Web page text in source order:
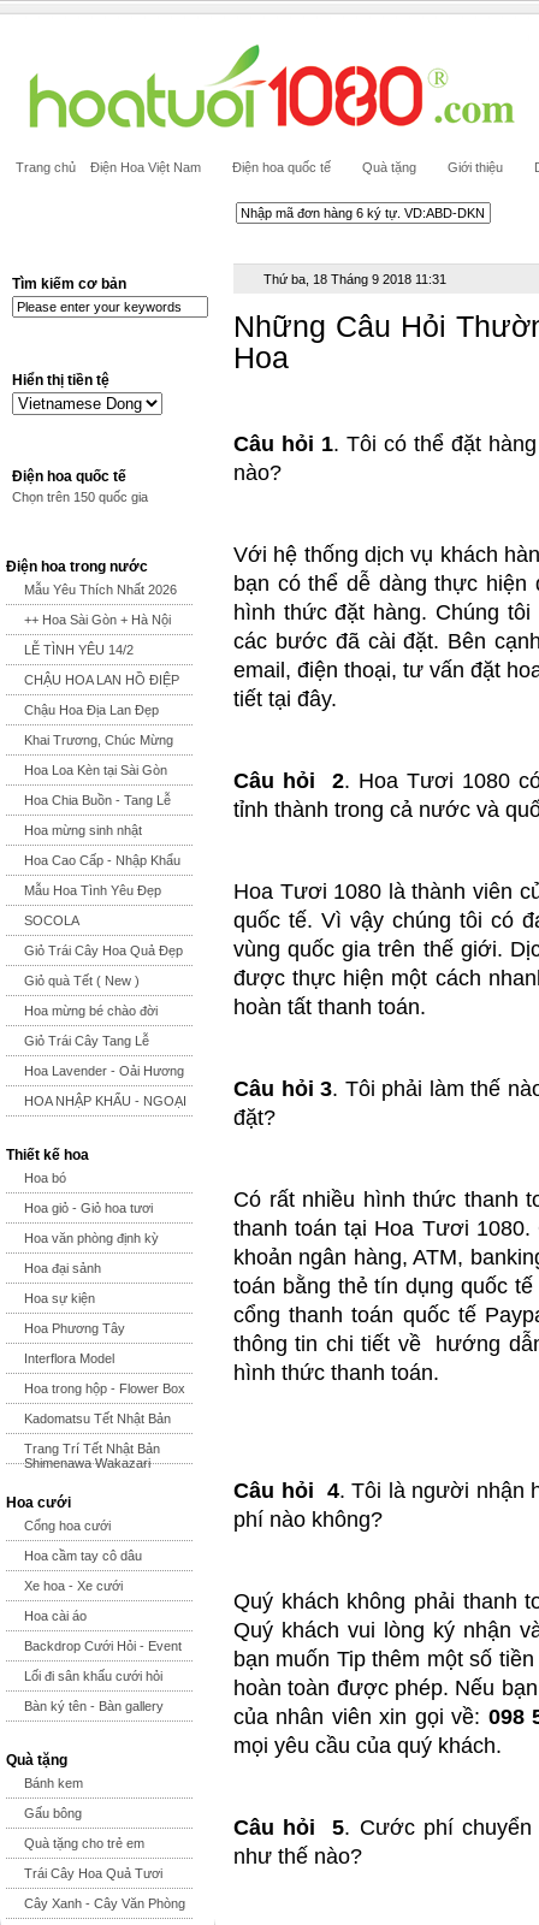
Trang chủ Điện Hoa Việt Nam Điện hoa quốc tế Quà tặng Giới thiệu
Tìm kiếm cơ bản
Hiển thị tiền tệ
Điện hoa quốc tế
Chọn trên 150 quốc gia
Điện hoa trong nước
Mẫu Yêu Thích Nhất 2026
++ Hoa Sài Gòn + Hà Nội
LỄ TÌNH YÊU 14/2
CHẬU HOA LAN HỒ ĐIỆP
Chậu Hoa Địa Lan Đẹp
Khai Trương, Chúc Mừng
Hoa Loa Kèn tại Sài Gòn
Hoa Chia Buồn - Tang Lễ
Hoa mừng sinh nhật
Hoa Cao Cấp - Nhập Khẩu
Mẫu Hoa Tình Yêu Đẹp
SOCOLA
Giỏ Trái Cây Hoa Quả Đẹp
Giỏ quà Tết ( New )
Hoa mừng bé chào đời
Giỏ Trái Cây Tang Lễ
Hoa Lavender - Oải Hương
HOA NHẬP KHẨU - NGOẠI
Thiết kế hoa
Hoa bó
Hoa giỏ - Giỏ hoa tươi
Hoa văn phòng định kỳ
Hoa đại sảnh
Hoa sự kiện
Hoa Phương Tây
Interflora Model
Hoa trong hộp - Flower Box
Kadomatsu Tết Nhật Bản
Trang Trí Tết Nhật Bản
Shimenawa Wakazari
Hoa cưới
Cổng hoa cưới
Hoa cầm tay cô dâu
Xe hoa - Xe cưới
Hoa cài áo
Backdrop Cưới Hỏi - Event
Lối đi sân khấu cưới hỏi
Bàn ký tên - Bàn gallery
Quà tặng
Bánh kem
Gấu bông
Quà tặng cho trẻ em
Trái Cây Hoa Quả Tươi
Cây Xanh - Cây Văn Phòng
Thứ ba, 18 Tháng 9 2018 11:31
Những Câu Hỏi
Hoa
Câu hỏi 1. Tôi có thể đặt
nào?
Với hệ thống dịch vụ khách
bạn có thể dễ dàng thực
hình thức đặt hàng. Chúng
các bước đã cài đặt. Bên
email, điện thoại, tư vấn đặt
tiết tại đây.
Câu hỏi 2. Hoa Tươi 1080
tỉnh thành trong cả nước và
Hoa Tươi 1080 là thành viên
quốc tế. Vì vậy chúng tôi có
vùng quốc gia trên thế giới.
được thực hiện một cách
hoàn tất thanh toán.
Câu hỏi 3. Tôi phải làm thế
đặt?
Có rất nhiều hình thức thanh
thanh toán tại Hoa Tươi 1080.
khoản ngân hàng, ATM,
toán bằng thẻ tín dụng quốc
cổng thanh toán quốc tế
thông tin chi tiết về hướng
hình thức thanh toán.
Câu hỏi 4. Tôi là người nhận
phí nào không?
Quý khách không phải thanh
Quý khách vui lòng ký nhận
bạn muốn Tip thêm một số
hoàn toàn được phép. Nếu
của nhân viên xin gọi về: 098
mọi yêu cầu của quý khách.
Câu hỏi 5. Cước phí
như thế nào?